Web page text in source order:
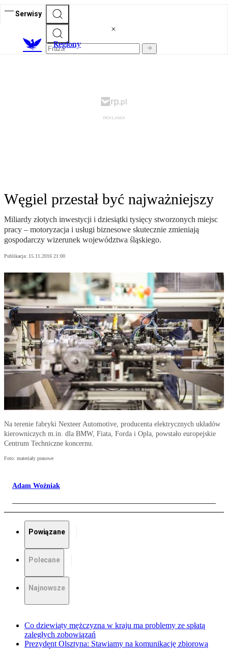
Serwisy
Regiony
Węgiel przestał być najważniejszy
Miliardy złotych inwestycji i dziesiątki tysięcy stworzonych miejsc
pracy – motoryzacja i usługi biznesowe skutecznie zmieniają
gospodarczy wizerunek województwa śląskiego.
Publikacja: 15.11.2016 21:00
Na terenie fabryki Nexteer Automotive, producenta elektrycznych układów
kierowniczych m.in. dla BMW, Fiata, Forda i Opla, powstało europejskie
Centrum Techniczne koncernu.
Foto: materiały prasowe
Adam Woźniak
Powiązane
Polecane
Najnowsze
Co dziewiąty mężczyzna w kraju ma problemy ze spłatą
zaległych zobowiązań
Prezydent Olsztyna: Stawiamy na komunikację zbiorową